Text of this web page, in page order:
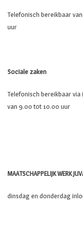
Telefonisch bereikbaar
uur
Sociale zaken
Telefonisch bereikbaar
van 9.00 tot 10.00 uur
MAATSCHAPPELIJK WERK
dinsdag en donderdag